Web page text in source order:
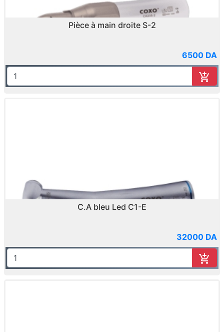
Pièce à main droite S-2
6500 DA
C.A bleu Led C1-E
32000 DA